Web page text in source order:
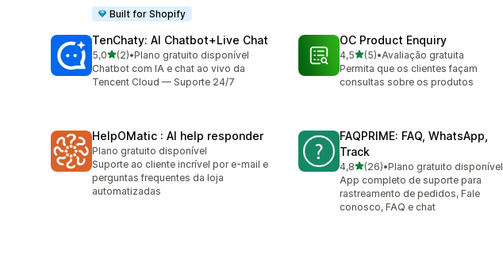
Built for Shopify
TenChaty: AI Chatbot+Live Chat
5,0de 5 estrelas
(2)
2 avaliações ao todo
•Plano gratuito disponível
Chatbot com IA e chat ao vivo da
Tencent Cloud — Suporte 24/7
OC Product Enquiry
4,5de 5 estrelas
(5)
5 avaliações ao todo
•Avaliação gratuita
Permita que os clientes façam
consultas sobre os produtos
HelpOMatic : AI help responder
Plano gratuito disponível
Suporte ao cliente incrível por e-mail e
perguntas frequentes da loja
automatizadas
FAQPRIME: FAQ, WhatsApp,
Track
4,8de 5 estrelas
(26)
26 avaliações ao todo
•Plano gratuito disponível
App completo de suporte para
rastreamento de pedidos, Fale
conosco, FAQ e chat